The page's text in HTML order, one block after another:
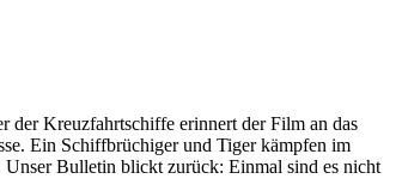
der Kreuzfahrtschiffe erinnert der Film an das
Ein Schiffbrüchiger und Tiger kämpfen im
Bulletin blickt zurück: Einmal sind es nicht